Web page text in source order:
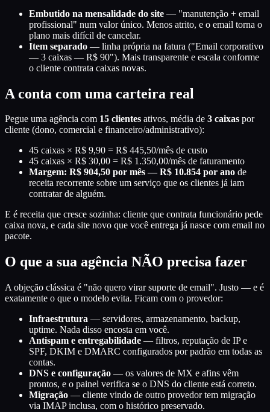
Embutido na mensalidade do site — "manutenção + email
profissional" num valor único. Menos atrito, e o email torna o
plano mais difícil de cancelar.
Item separado — linha própria na fatura ("Email corporativo
— 3 caixas — R$ 90"). Mais transparente e escala conforme
o cliente contrata caixas novas.
A conta com uma carteira real
Pegue uma agência com 15 clientes ativos, média de 3 caixas por
cliente (dono, comercial e financeiro/administrativo):
45 caixas × R$ 9,90 = R$ 445,50/mês de custo
45 caixas × R$ 30,00 = R$ 1.350,00/mês de faturamento
Margem: R$ 904,50 por mês — R$ 10.854 por ano de
receita recorrente sobre um serviço que os clientes já iam
contratar de alguém.
E é receita que cresce sozinha: cliente que contrata funcionário pede
caixa nova, e cada site novo que você entrega já nasce com email no
pacote.
O que a sua agência NÃO precisa fazer
A objeção clássica é "não quero virar suporte de email". Justo — e é
exatamente o que o modelo evita. Ficam com o provedor:
Infraestrutura — servidores, armazenamento, backup,
uptime. Nada disso encosta em você.
Antispam e entregabilidade — filtros, reputação de IP e
SPF, DKIM e DMARC configurados por padrão em todas as
contas.
DNS e configuração — os valores de MX e afins vêm
prontos, e o painel verifica se o DNS do cliente está correto.
Migração — cliente vindo de outro provedor tem migração
via IMAP inclusa, com o histórico preservado.